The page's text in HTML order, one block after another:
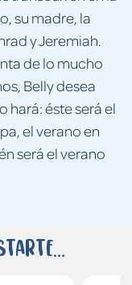
su madre, la
y Jeremiah.
de lo mucho
Belly desea
hará: éste será el
el verano en
será el verano